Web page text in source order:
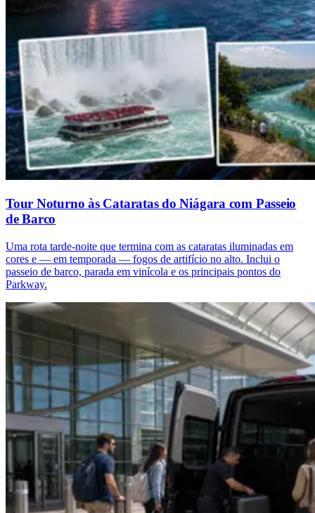
Tour Noturno às Cataratas do Niágara com Passeio
de Barco
Uma rota tarde-noite que termina com as cataratas iluminadas em
cores e — em temporada — fogos de artifício no alto. Inclui o
passeio de barco, parada em vinícola e os principais pontos do
Parkway.